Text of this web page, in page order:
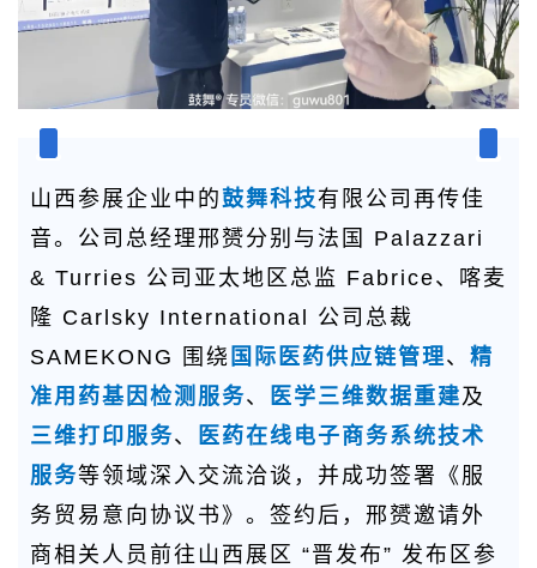
山西参展企业中的鼓舞科技有限公司再传佳
音。公司总经理邢赟分别与法国 Palazzari
& Turries 公司亚太地区总监 Fabrice、喀麦
隆 Carlsky International 公司总裁
SAMEKONG 围绕 国际医药供应链管理、 精
准用药基因检测服务、 医学三维数据重建及
三维打印服务、
医药在线电子商务系统技术
服务等领域深入交流洽谈，并成功签署《服
务贸易意向协议书》。签约后，邢赟邀请外
商相关人员前往山西展区 “晋发布” 发布区参